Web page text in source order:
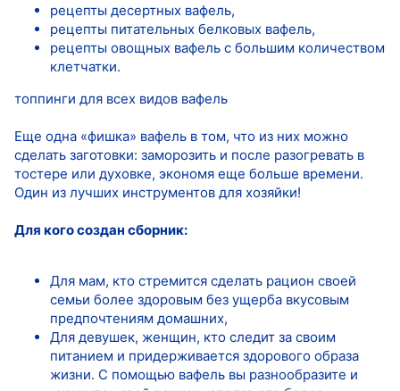
рецепты десертных вафель,
рецепты питательных белковых вафель,
рецепты овощных вафель с большим количеством
клетчатки.
топпинги для всех видов вафель
Еще одна «фишка» вафель в том, что из них можно
сделать заготовки: заморозить и после разогревать в
тостере или духовке, экономя еще больше времени.
Один из лучших инструментов для хозяйки!
Для кого создан сборник:
Для мам, кто стремится сделать рацион своей
семьи более здоровым без ущерба вкусовым
предпочтениям домашних,
Для девушек, женщин, кто следит за своим
питанием и придерживается здорового образа
жизни. С помощью вафель вы разнообразите и